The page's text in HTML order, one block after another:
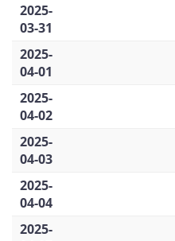
2025-
03-31
2025-
04-01
2025-
04-02
2025-
04-03
2025-
04-04
2025-